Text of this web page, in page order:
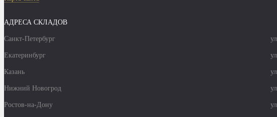
АДРЕСА СКЛАДОВ
Санкт-Петербург
Екатеринбург
Казань
Нижний Новогрод
Ростов-на-Дону